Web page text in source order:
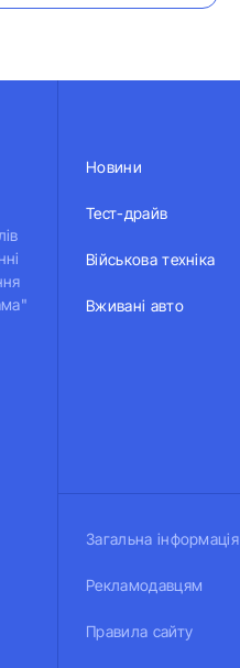
Новини
Тест-драйв
Військова техніка
Вживані авто
Загальна інформація
Рекламодавцям
Правила сайту